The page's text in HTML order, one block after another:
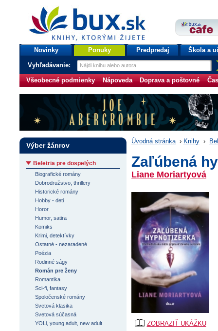
bux.sk
knihy, ktorými žijete
Úvodná stránka
Novinky Ponuky Predpredaj Škola a
Vyhľadávanie:
Všeobecné podmienky Nápoveda Doprava a poštovné
Úvodná stránka › Knihy ›
Zaľúbená
Liane Moriartyová
ZOBRAZIŤ UKÁŽKU
Výber žánrov
Beletria pre dospelých
Biografické romány
Dobrodružstvo, thrillery
Historické romány
Hobby - deti
Horor
Humor, satira
Komiks
Krimi, detektívky
Ostatné - nezaradené
Poézia
Rodinné ságy
Román pre ženy
Romantika
Sci-fi, fantasy
Spoločenské romány
Svetová klasika
Svetová súčasná
YOLi, young adult, new adult